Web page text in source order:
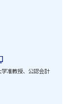
准教授、公認会計